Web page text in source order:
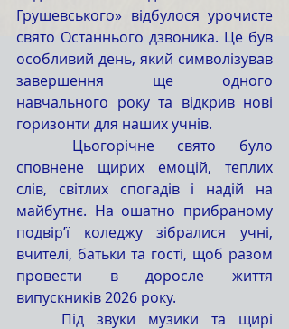
Грушевського» відбулося урочисте
свято Останнього дзвоника. Це був
особливий день, який символізував
завершення ще одного
навчального року та відкрив нові
горизонти для наших учнів.
сповнене щирих емоцій, теплих
слів, світлих спогадів і надій на
майбутнє. На ошатно прибраному
подвір’ї коледжу зібралися учні,
вчителі, батьки та гості, щоб разом
провести в доросле життя
випускників 2026 року.